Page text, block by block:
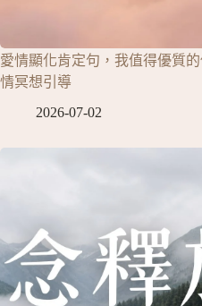
愛情顯化肯定句，我值得優質
情冥想引導
2026-07-02